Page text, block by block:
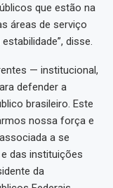
que estão na
áreas de serviço
disse.
— institucional,
defender a
brasileiro. Este
nossa força e
a se
das instituições
da